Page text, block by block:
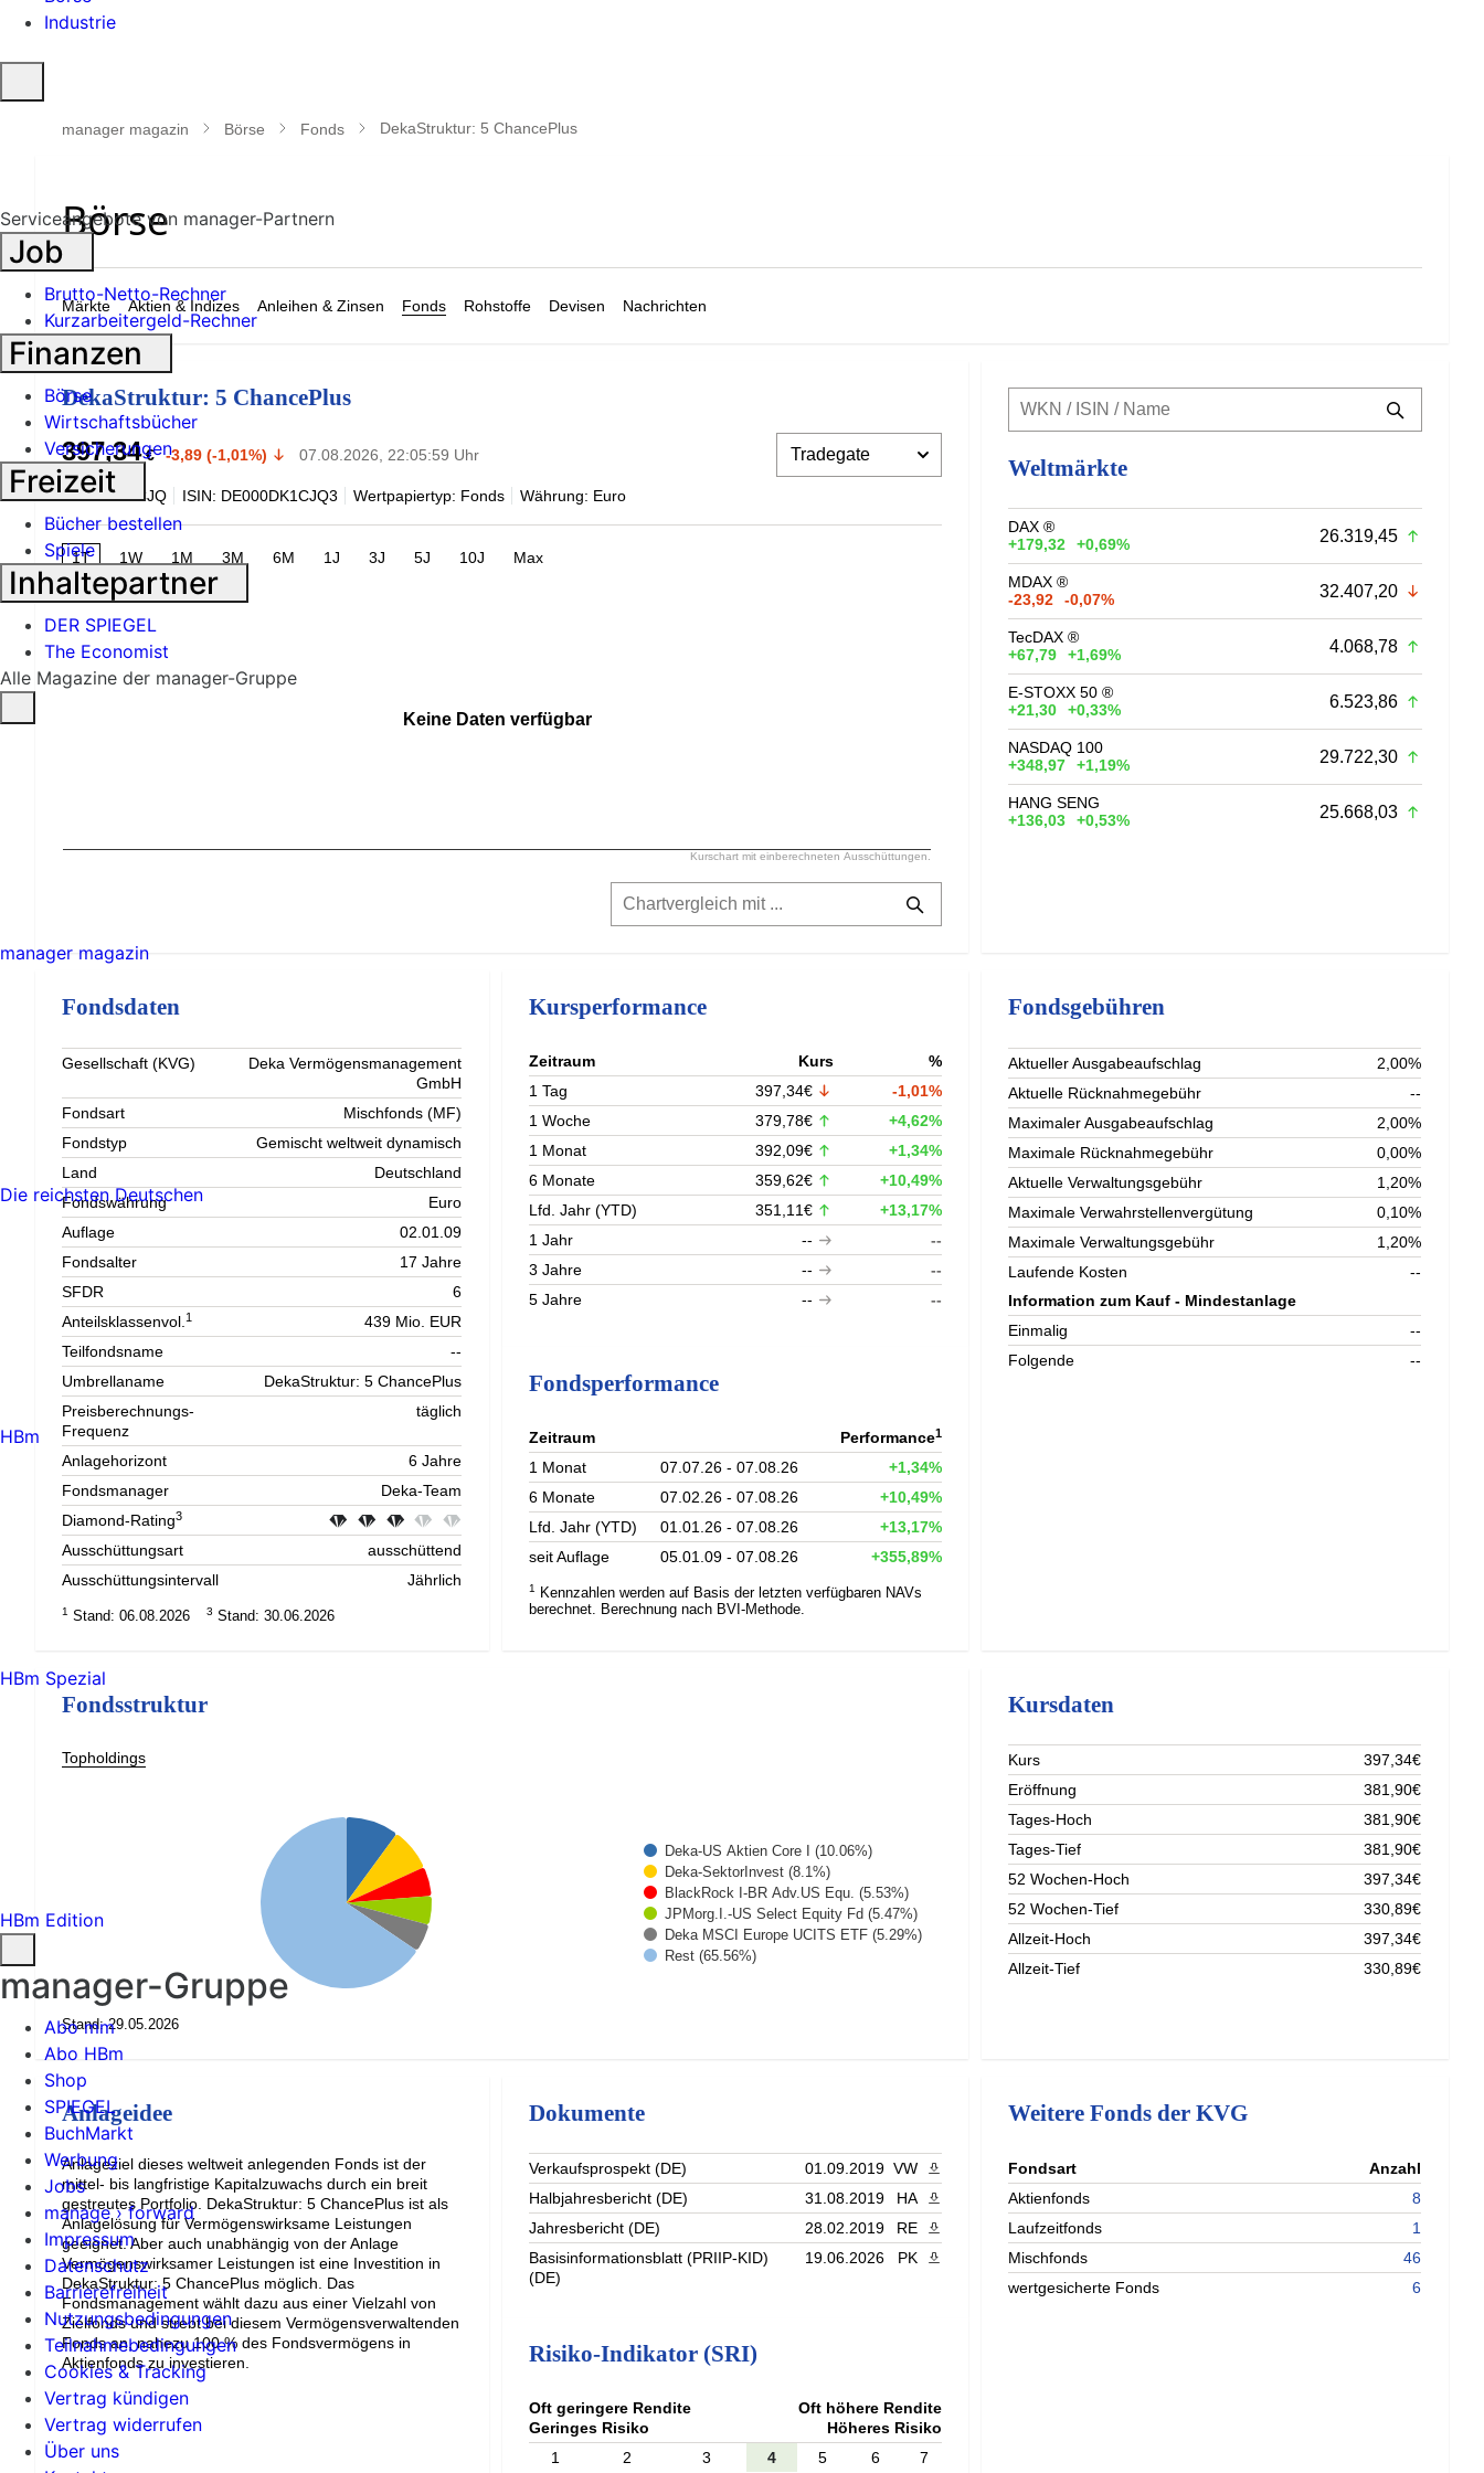
Industrie
öffnen
manager magazin Börse Fonds DekaStruktur: 5 ChancePlus
Märkte Aktien & Indizes Anleihen & Zinsen Fonds Rohstoffe Devisen Nachrichten
DekaStruktur: 5 ChancePlus
397,34 € -3,89 (-1,01%) 07.08.2026, 22:05:59 Uhr
WKN: DK1CJQ ISIN: DE000DK1CJQ3 Wertpapiertyp: Fonds Währung: Euro
1T 1W 1M 3M 6M 1J 3J 5J 10J Max
Kurschart mit einberechneten Ausschüttungen.
Keine Daten verfügbar
Weltmärkte
DAX ®
+179,32
+0,69% 26.319,45
MDAX ®
-23,92
-0,07% 32.407,20
TecDAX ®
+67,79
+1,69% 4.068,78
E-STOXX 50 ®
+21,30
+0,33% 6.523,86
NASDAQ 100
+348,97
+1,19% 29.722,30
HANG SENG
+136,03
+0,53% 25.668,03
Fondsdaten
Gesellschaft (KVG)
Deka Vermögensmanagement
GmbH
Fondsart
Mischfonds (MF)
Fondstyp
Gemischt weltweit dynamisch
Land
Deutschland
Fondswährung
Euro
Auflage
02.01.09
Fondsalter
17 Jahre
SFDR
6
Anteilsklassenvol.1
439 Mio. EUR
Teilfondsname
--
Umbrellaname
DekaStruktur: 5 ChancePlus
Preisberechnungs-
Frequenz
täglich
Anlagehorizont
6 Jahre
Fondsmanager
Deka-Team
Diamond-Rating3
Ausschüttungsart
ausschüttend
Ausschüttungsintervall
Jährlich
1 Stand: 06.08.2026 3 Stand: 30.06.2026
Kursperformance
Zeitraum Kurs
%
1 Tag
397,34€
-1,01%
1 Woche
379,78€
+4,62%
1 Monat
392,09€
+1,34%
6 Monate
359,62€
+10,49%
Lfd. Jahr (YTD)
351,11€
+13,17%
1 Jahr
--
--
3 Jahre
--
--
5 Jahre
-- --
Fondsperformance
Zeitraum Performance1
1 Monat 07.07.26 - 07.08.26
+1,34%
6 Monate
07.02.26 - 07.08.26
+10,49%
Lfd. Jahr (YTD)
01.01.26 - 07.08.26
+13,17%
seit Auflage
05.01.09 - 07.08.26 +355,89%
1
Kennzahlen werden auf Basis der letzten verfügbaren NAVs
berechnet. Berechnung nach BVI-Methode.
Fondsgebühren
Aktueller Ausgabeaufschlag
2,00%
Aktuelle Rücknahmegebühr
--
Maximaler Ausgabeaufschlag
2,00%
Maximale Rücknahmegebühr
0,00%
Aktuelle Verwaltungsgebühr
1,20%
Maximale Verwahrstellenvergütung
0,10%
Maximale Verwaltungsgebühr
1,20%
Laufende Kosten
--
Information zum Kauf - Mindestanlage
Einmalig
--
Folgende
--
Fondsstruktur
Topholdings
Deka-US Aktien Core I (10.06%)
Deka-SektorInvest (8.1%)
BlackRock I-BR Adv.US Equ. (5.53%)
JPMorg.I.-US Select Equity Fd (5.47%)
Deka MSCI Europe UCITS ETF (5.29%)
Rest (65.56%)
Stand: 29.05.2026
Kursdaten
Kurs
397,34€
Eröffnung
381,90€
Tages-Hoch
381,90€
Tages-Tief
381,90€
52 Wochen-Hoch
397,34€
52 Wochen-Tief
330,89€
Allzeit-Hoch
397,34€
Allzeit-Tief
330,89€
Anlageidee
Anlageziel dieses weltweit anlegenden Fonds ist der
mittel- bis langfristige Kapitalzuwachs durch ein breit
gestreutes Portfolio. DekaStruktur: 5 ChancePlus ist als
Anlagelösung für Vermögenswirksame Leistungen
geeignet. Aber auch unabhängig von der Anlage
Vermögenswirksamer Leistungen ist eine Investition in
DekaStruktur: 5 ChancePlus möglich. Das
Fondsmanagement wählt dazu aus einer Vielzahl von
Zielfonds und strebt bei diesem Vermögensverwaltenden
Fonds an, nahezu 100 % des Fondsvermögens in
Aktienfonds zu investieren.
Dokumente
Verkaufsprospekt (DE) 01.09.2019 VW
PDF herunterladen
Halbjahresbericht (DE)
31.08.2019 HA
PDF herunterladen
Jahresbericht (DE)
28.02.2019 RE
PDF herunterladen
Basisinformationsblatt (PRIIP-KID)
(DE)
19.06.2026 PK PDF herunterladen
Risiko-Indikator (SRI)
Oft geringere Rendite
Geringes Risiko
Oft höhere Rendite
Höheres Risiko
1
2 3 4 5 6 7
Weitere Fonds der KVG
Fondsart
Anzahl
Aktienfonds
8
Laufzeitfonds
1
Mischfonds
46
wertgesicherte Fonds
6
Serviceangebote von manager-Partnern
Job
Brutto-Netto-Rechner
Kurzarbeitergeld-Rechner
Finanzen
Börse
Wirtschaftsbücher
Versicherungen
Freizeit
Bücher bestellen
Spiele
Inhaltepartner
DER SPIEGEL
The Economist
Alle Magazine der manager-Gruppe
manager magazin
Die reichsten Deutschen
HBm
HBm Spezial
HBm Edition
manager-Gruppe
Abo mm
Abo HBm
Shop
SPIEGEL
BuchMarkt
Werbung
Jobs
manage › forward
Impressum
Datenschutz
Barrierefreiheit
Nutzungsbedingungen
Teilnahmebedingungen
Cookies & Tracking
Vertrag kündigen
Vertrag widerrufen
Über uns